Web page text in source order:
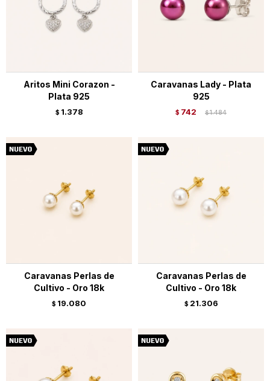
Aritos Mini Corazon -
Plata 925
$ 1.378
Caravanas Lady - Plata
925
$ 742 $ 1.484
Caravanas Perlas de
Cultivo - Oro 18k
$ 19.080
Caravanas Perlas de
Cultivo - Oro 18k
$ 21.306